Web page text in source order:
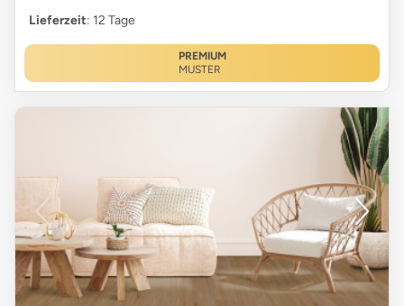
Lieferzeit: 12 Tage
PREMIUM
MUSTER